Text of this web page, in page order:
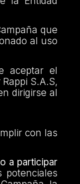
que
al uso
aceptar el
S.A.S,
dirigirse al
con las
a participar
potenciales